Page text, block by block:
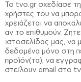
Το tvo.gr σχεδίασε
χρήστες του να
χρειάζεται να
αν το επιθυμούν.
ιστοσελίδας μας, να
δεδομένα μόνο στη
προϊόν(τα), να
στείλουν email στο